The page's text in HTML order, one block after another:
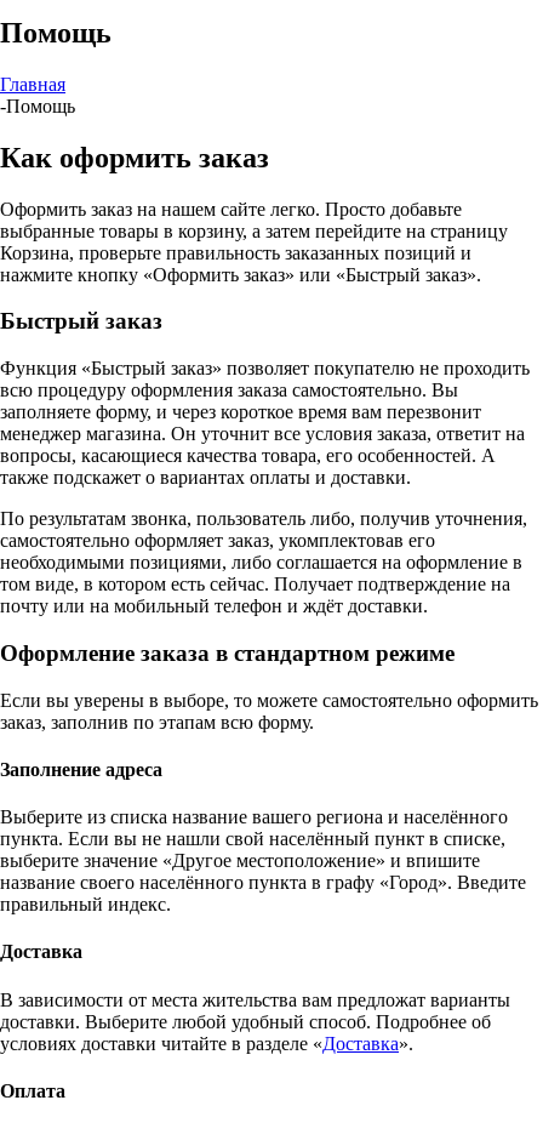
Помощь
Главная
-Помощь
Как оформить заказ
Оформить заказ на нашем сайте легко. Просто добавьте
выбранные товары в корзину, а затем перейдите на страницу
Корзина, проверьте правильность заказанных позиций и
нажмите кнопку «Оформить заказ» или «Быстрый заказ».
Быстрый заказ
Функция «Быстрый заказ» позволяет покупателю не проходить
всю процедуру оформления заказа самостоятельно. Вы
заполняете форму, и через короткое время вам перезвонит
менеджер магазина. Он уточнит все условия заказа, ответит на
вопросы, касающиеся качества товара, его особенностей. А
также подскажет о вариантах оплаты и доставки.
По результатам звонка, пользователь либо, получив уточнения,
самостоятельно оформляет заказ, укомплектовав его
необходимыми позициями, либо соглашается на оформление в
том виде, в котором есть сейчас. Получает подтверждение на
почту или на мобильный телефон и ждёт доставки.
Оформление заказа в стандартном режиме
Если вы уверены в выборе, то можете самостоятельно оформить
заказ, заполнив по этапам всю форму.
Заполнение адреса
Выберите из списка название вашего региона и населённого
пункта. Если вы не нашли свой населённый пункт в списке,
выберите значение «Другое местоположение» и впишите
название своего населённого пункта в графу «Город». Введите
правильный индекс.
Доставка
В зависимости от места жительства вам предложат варианты
доставки. Выберите любой удобный способ. Подробнее об
условиях доставки читайте в разделе «Доставка».
Оплата